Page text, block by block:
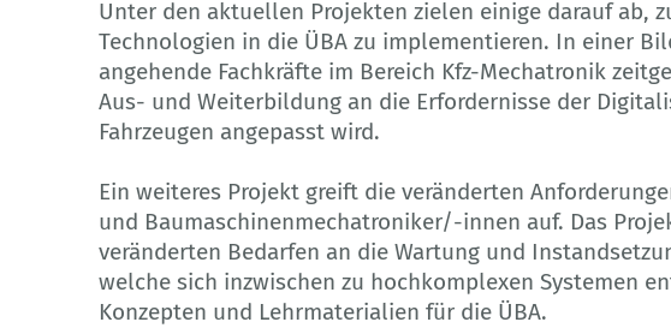
Unter den aktuellen Projekten zielen einige darauf ab,
Technologien in die ÜBA zu implementieren. In einer
angehende Fachkräfte im Bereich Kfz-Mechatronik
Aus- und Weiterbildung an die Erfordernisse der
Fahrzeugen angepasst wird.
Ein weiteres Projekt greift die veränderten
und Baumaschinenmechatroniker/-innen auf. Das
veränderten Bedarfen an die Wartung und
welche sich inzwischen zu hochkomplexen Systemen
Konzepten und Lehrmaterialien für die ÜBA.